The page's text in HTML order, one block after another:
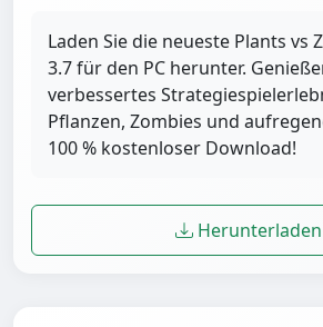
Laden Sie die neueste Plants vs
3.7 für den PC herunter.
verbessertes
Pflanzen, Zombies und
100 % kostenloser Download!
Herunterladen